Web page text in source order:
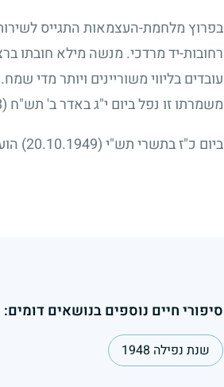
בפרוץ מלחמת-העצמאות התגייס
רחובות-יד מרדכי. מנשה מילא חובתו
עובדים בליווי משוריינים ויותר מדי
משמרתו זו נפל ביום י"ג באדר ב' תש"ח (24.3.1948)
ביום כ"ז בתשרי תש"י(20.10.1949)
סיפורי חיים נוספים בנושאים דומים:
שנת נפילה 1948